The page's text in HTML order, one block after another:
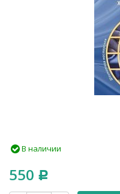
В наличии
550 Р